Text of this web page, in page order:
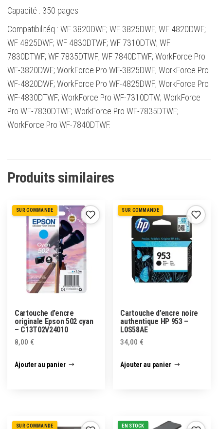
Capacité : 350 pages
Compatibilitéq : WF 3820DWF; WF 3825DWF; WF 4820DWF;
WF 4825DWF; WF 4830DTWF; WF 7310DTW; WF
7830DTWF; WF 7835DTWF; WF 7840DTWF; WorkForce Pro
WF-3820DWF; WorkForce Pro WF-3825DWF; WorkForce Pro
WF-4820DWF; WorkForce Pro WF-4825DWF; WorkForce Pro
WF-4830DTWF; WorkForce Pro WF-7310DTW; WorkForce
Pro WF-7830DTWF; WorkForce Pro WF-7835DTWF;
WorkForce Pro WF-7840DTWF.
Produits similaires
SUR COMMANDE
Cartouche d’encre
originale Epson 502 cyan
– C13T02V24010
8,00 €
Ajouter au panier
SUR COMMANDE
Cartouche d’encre noire
authentique HP 953 –
L0S58AE
34,00 €
Ajouter au panier
SUR COMMANDE EN STOCK